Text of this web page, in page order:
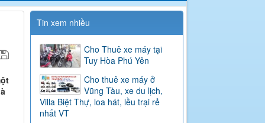
Tin xem nhiều
Cho Thuê xe máy tại
Tuy Hòa Phú Yên
Cho thuê xe máy ở
Vũng Tàu, xe du lịch,
Villa Biệt Thự, loa hát, lều trại rẻ
nhất VT